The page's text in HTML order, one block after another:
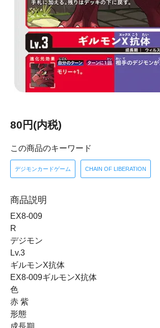
80円(内税)
この商品のキーワード
デジモンカードゲーム CHAIN OF LIBERATION
商品説明
EX8-009
R
デジモン
Lv.3
ギルモンX抗体
EX8-009ギルモンX抗体
色
赤 紫
形態
成長期